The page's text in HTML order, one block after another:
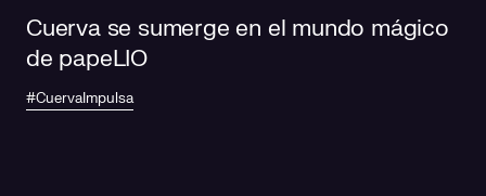
Cuerva se sumerge en el mundo mágico
de papeLIO
#CuervaImpulsa